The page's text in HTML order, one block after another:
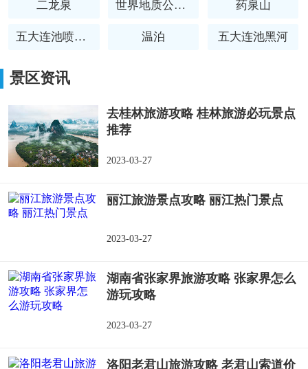
二龙泉 世界地质公园北饮泉 药泉山
五大连池喷气锥 温泊 五大连池黑河
景区资讯
去桂林旅游攻略 桂林旅游必玩景点
推荐
2023-03-27
丽江旅游景点攻略 丽江热门景点
2023-03-27
湖南省张家界旅游攻略 张家界怎么
游玩攻略
2023-03-27
洛阳老君山旅游攻略 老君山索道价